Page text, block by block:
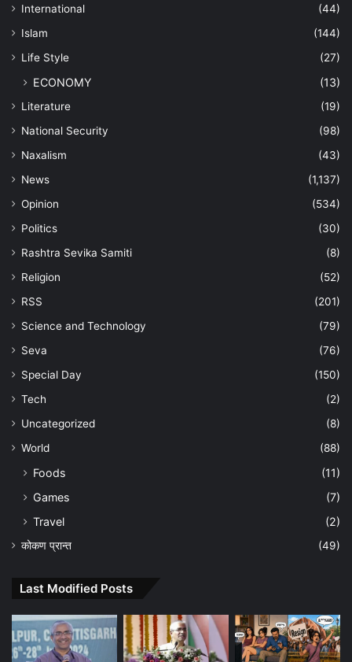
International
(44)
Islam
(144)
Life Style
(27)
ECONOMY (13)
Literature
(19)
National Security
(98)
Naxalism
(43)
News
(1,137)
Opinion
(534)
Politics
(30)
Rashtra Sevika Samiti
(8)
Religion
(52)
RSS
(201)
Science and Technology
(79)
Seva
(76)
Special Day
(150)
Tech
(2)
Uncategorized
(8)
World
(88)
Foods
(11)
Games
(7)
Travel
(2)
कोकण प्रान्त (49)
Last Modified Posts